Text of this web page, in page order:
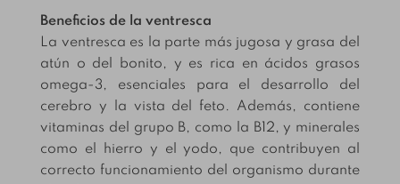
Beneficios de la ventresca
La ventresca es la parte más jugosa y grasa del
atún o del bonito, y es rica en ácidos grasos
omega-3, esenciales para el desarrollo del
cerebro y la vista del feto. Además, contiene
vitaminas del grupo B, como la B12, y minerales
como el hierro y el yodo, que contribuyen al
correcto funcionamiento del organismo durante